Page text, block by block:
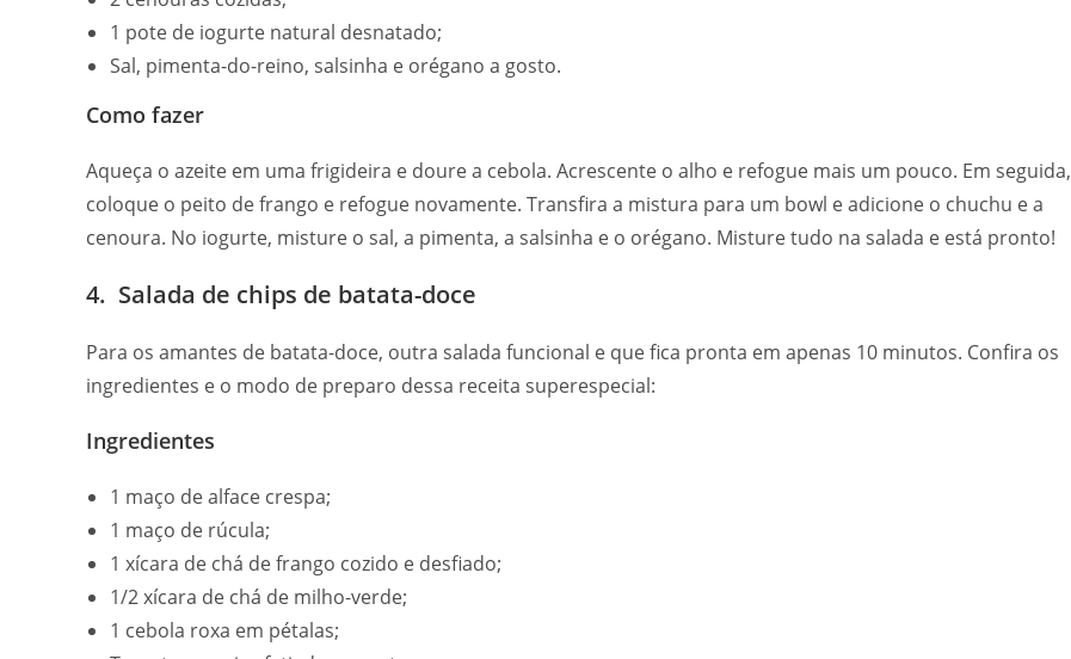
1 pote de iogurte natural desnatado;
Sal, pimenta-do-reino, salsinha e orégano a gosto.
Como fazer
Aqueça o azeite em uma frigideira e doure a cebola. Acrescente o alho e refogue mais um pouco. Em seguida,
coloque o peito de frango e refogue novamente. Transfira a mistura para um bowl e adicione o chuchu e a
cenoura. No iogurte, misture o sal, a pimenta, a salsinha e o orégano. Misture tudo na salada e está pronto!
4. Salada de chips de batata-doce
Para os amantes de batata-doce, outra salada funcional e que fica pronta em apenas 10 minutos. Confira os
ingredientes e o modo de preparo dessa receita superespecial:
Ingredientes
1 maço de alface crespa;
1 maço de rúcula;
1 xícara de chá de frango cozido e desfiado;
1/2 xícara de chá de milho-verde;
1 cebola roxa em pétalas;